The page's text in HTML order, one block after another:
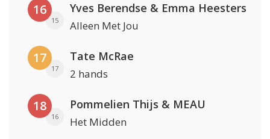
16
15
Yves Berendse & Emma Heesters
Alleen Met Jou
17
17
Tate McRae
2 hands
18
16
Pommelien Thijs & MEAU
Het Midden